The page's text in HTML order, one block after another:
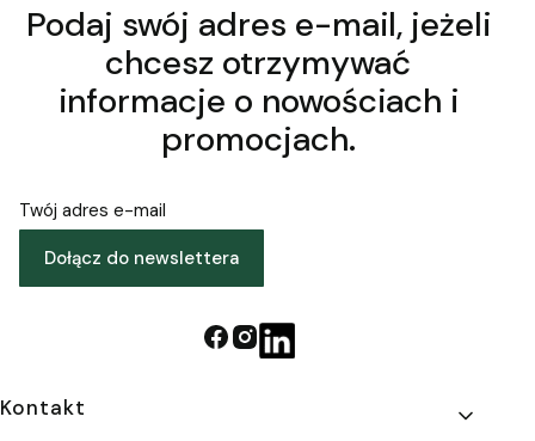
Podaj swój adres e-mail, jeżeli
chcesz otrzymywać
informacje o nowościach i
promocjach.
Twój adres e-mail
Dołącz do newslettera
Linki w stopce
Kontakt